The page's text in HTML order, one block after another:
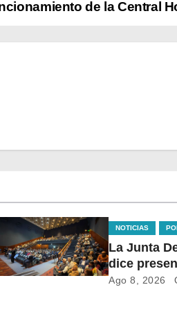
de la Central
NOTICIAS
La Junta
dice
de Ediles
Ago 8, 2026